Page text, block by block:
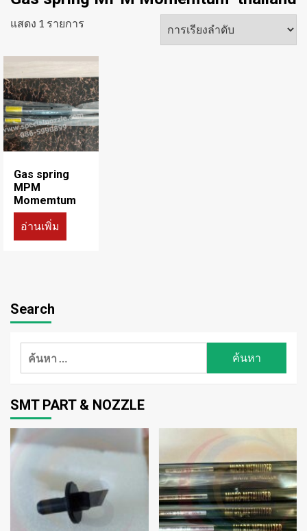
แสดง 1 รายการ
Gas spring
MPM
Momemtum
อ่านเพิ่ม
Search
ค้นหา
SMT PART & NOZZLE